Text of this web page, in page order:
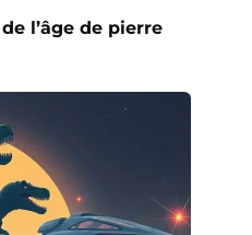
l’âge de pierre